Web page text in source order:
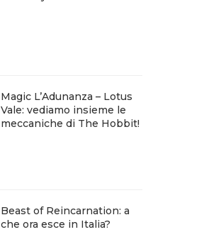
Magic L’Adunanza – Lotus
Vale: vediamo insieme le
meccaniche di The Hobbit!
Beast of Reincarnation: a
che ora esce in Italia?